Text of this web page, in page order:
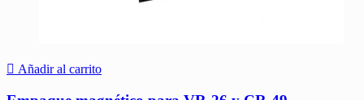
Añadir al carrito